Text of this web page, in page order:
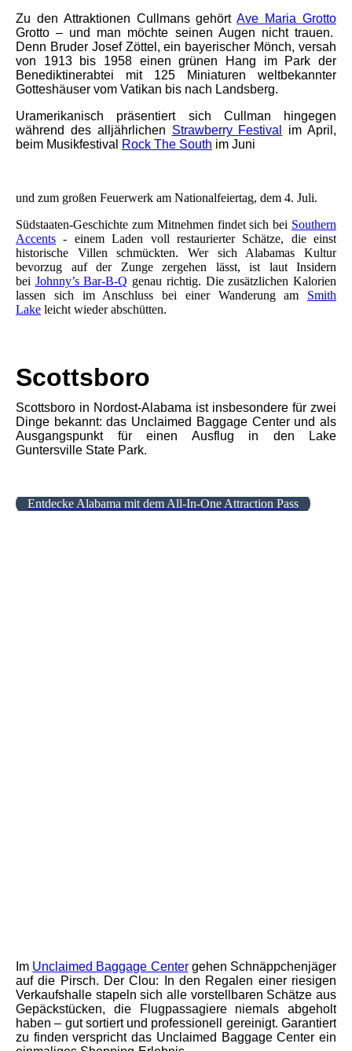
Zu den Attraktionen Cullmans gehörtAve Maria Grotto
Grotto – und man möchte seinen Augen nicht trauen.
Denn Bruder Josef Zöttel, ein bayerischer Mönch, versah
von 1913 bis 1958 einen grünen Hang im Park der
Benediktinerabtei mit 125 Miniaturen weltbekannter
Gotteshäuser vom Vatikan bis nach Landsberg.
Uramerikanisch präsentiert sich Cullman hingegen
während des alljährlichen Strawberry Festival
im April,
beim Musikfestival
Rock The South im Juni
und zum großen Feuerwerk am Nationalfeiertag, dem 4. Juli.
Südstaaten-Geschichte zum Mitnehmen findet sich bei Southern
Accents - einem Laden voll restaurierter Schätze, die einst
historische Villen schmückten. Wer sich Alabamas Kultur
bevorzug auf der Zunge zergehen lässt, ist laut Insidern
bei Johnny’s Bar-B-Q genau richtig. Die zusätzlichen Kalorien
lassen sich im Anschluss bei einer Wanderung am Smith
Lake leicht wieder abschütten.
Scottsboro
Scottsboro in Nordost-Alabama ist insbesondere für zwei
Dinge bekannt: das Unclaimed Baggage Center und als
Ausgangspunkt für einen Ausflug in den Lake
Guntersville State Park.
Entdecke Alabama mit dem All-In-One Attraction Pass
m Unclaimed Baggage Centergehen Schnäppchenjäger
auf die Pirsch. Der Clou: In den Regalen einer riesigen
Verkaufshalle stapeln sich alle vorstellbaren Schätze aus
Gepäckstücken, die Flugpassagiere niemals abgeholt
haben – gut sortiert und professionell gereinigt. Garantiert
zu finden verspricht das Unclaimed Baggage Center ein